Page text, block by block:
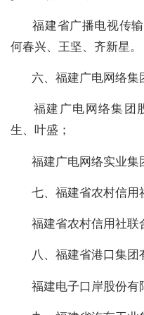
福建省广播电视传
何春兴、王坚、齐新星。
六、福建广电网络集
福建广电网络集团
生、叶盛；
福建广电网络实业集
七、福建省农村信用
福建省农村信用社联
八、福建省港口集团
福建电子口岸股份有